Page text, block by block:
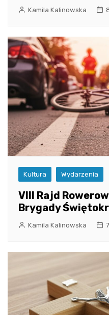
Kamila Kalinowska
Kultura Wydarzenia
VIII Rajd
Brygady
Kamila Kalinowska